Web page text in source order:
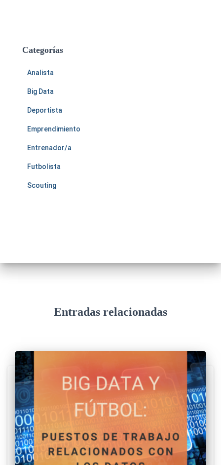
Categorías
Analista
Big Data
Deportista
Emprendimiento
Entrenador/a
Futbolista
Scouting
Entradas relacionadas